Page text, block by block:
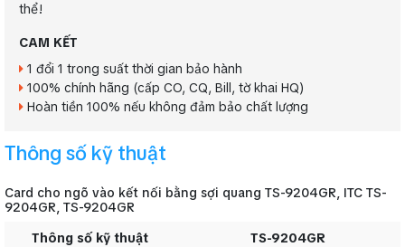
thể!
CAM KẾT
1 đổi 1 trong suất thời gian bảo hành
100% chính hãng (cấp CO, CQ, Bill, tờ khai HQ)
Hoàn tiền 100% nếu không đảm bảo chất lượng
Thông số kỹ thuật
Card cho ngõ vào kết nối bằng sợi quang TS-9204GR, ITC TS-
9204GR, TS-9204GR
Thông số kỹ thuật
TS-9204GR